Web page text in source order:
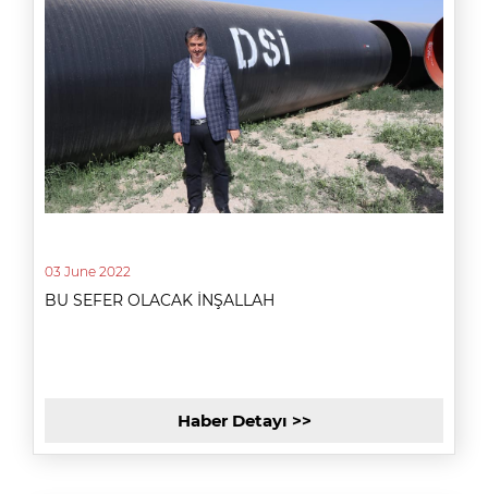
03 June 2022
BU SEFER OLACAK İNŞALLAH
Haber Detayı >>